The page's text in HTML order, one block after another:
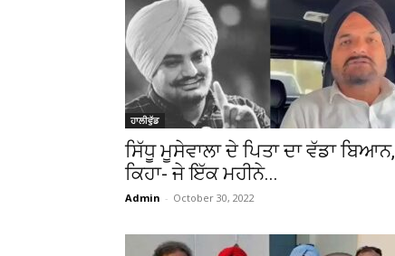
ਹਾਲੀਵੁੱਡ
ਸਿੱਧੂ ਮੂਸੇਵਾਲਾ ਦੇ ਪਿਤਾ ਦਾ ਵੱਡਾ ਬਿਆਨ,
ਕਿਹਾ- ਜੇ ਇੱਕ ਮਹੀਨੇ...
Admin - October 30, 2022